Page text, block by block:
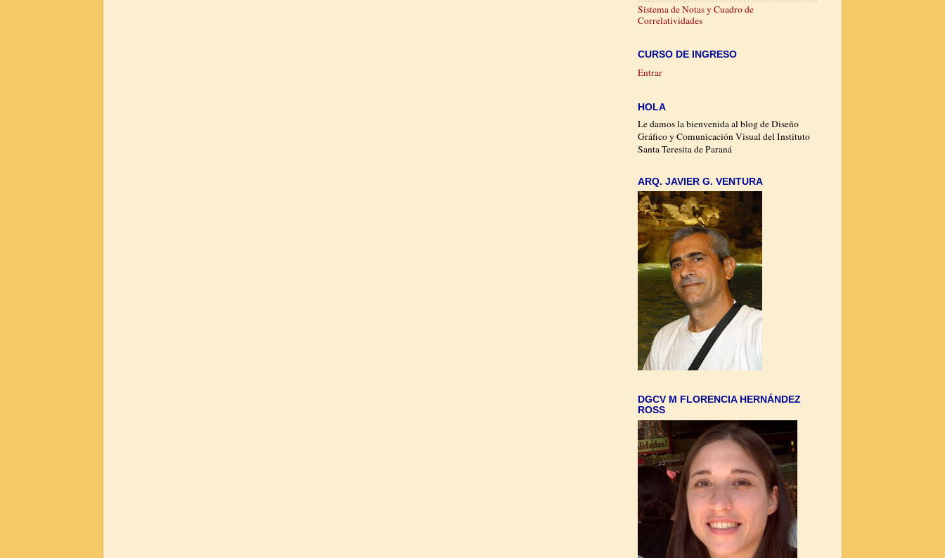
Sistema de Notas y Cuadro de
Correlatividades
CURSO DE INGRESO
Entrar
HOLA
Le damos la bienvenida al blog de Diseño
Gráfico y Comunicación Visual del Instituto
Santa Teresita de Paraná
ARQ. JAVIER G. VENTURA
DGCV M FLORENCIA HERNÁNDEZ
ROSS